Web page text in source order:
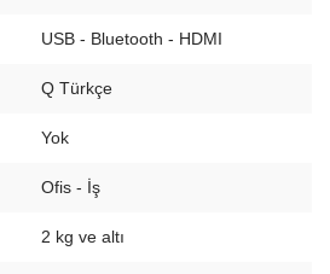
USB - Bluetooth - HDMI
Q Türkçe
Yok
Ofis - İş
2 kg ve altı